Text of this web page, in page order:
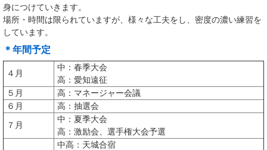
身につけていきます。
場所・時間は限られていますが、様々な工夫をし、密度の濃い練習を
しています。
＊年間予定
４月
中：春季大会
高：愛知遠征
５月
高：マネージャー会議
６月
高：抽選会
７月
中：夏季大会
高：激励会、選手権大会予選
中高：天城合宿